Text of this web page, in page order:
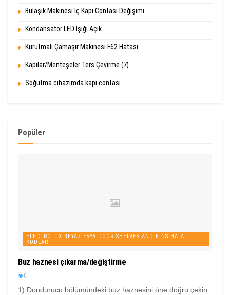
Bulaşık Makinesi İç Kapı Contası Değişimi
Kondansatör LED Işığı Açık
Kurutmalı Çamaşır Makinesi F62 Hatası
Kapılar/Menteşeler Ters Çevirme (7)
Soğutma cihazımda kapı contası
Popüler
ELECTROLUX BEYAZ EŞYA DOOR SHELVES AND BINS HATA
KODLARI
Buz haznesi çıkarma/değiştirme
0
1) Dondurucu bölümündeki buz haznesini öne doğru çekin